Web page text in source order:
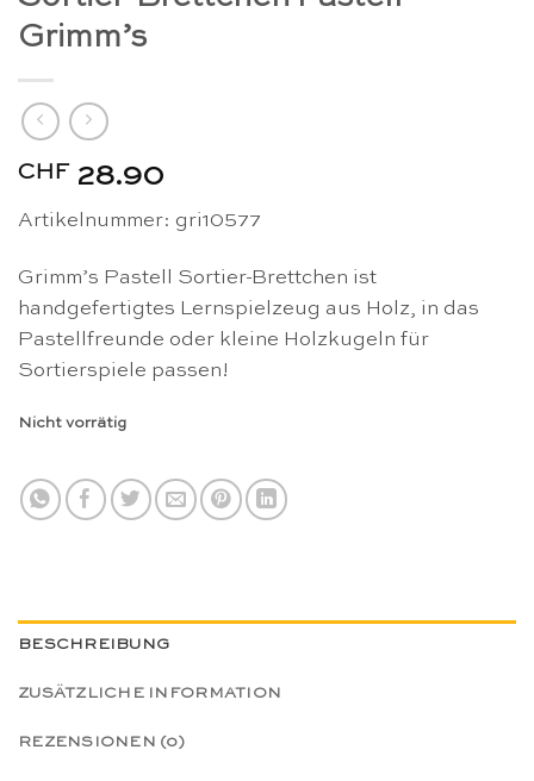
Grimm’s
CHF 28.90
Artikelnummer: gri10577
Grimm’s Pastell Sortier-Brettchen ist
handgefertigtes Lernspielzeug aus Holz, in das
Pastellfreunde oder kleine Holzkugeln für
Sortierspiele passen!
Nicht vorrätig
BESCHREIBUNG
ZUSÄTZLICHE INFORMATION
REZENSIONEN (0)